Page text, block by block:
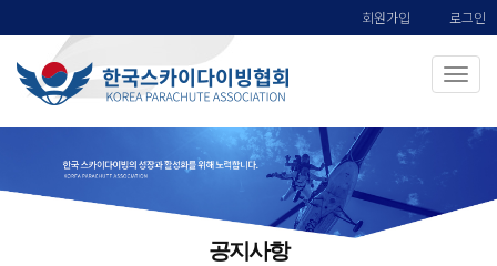
회원가입 로그인
공지사항